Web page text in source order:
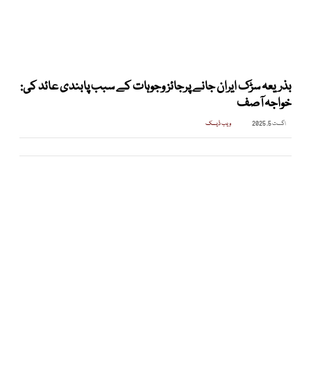
بذریعہ سڑک ایران جانے پرجائز وجوہات کے سبب پابندی عائد کی:
خواجہ آصف
اگست 5, 2025 ویب ڈیسک